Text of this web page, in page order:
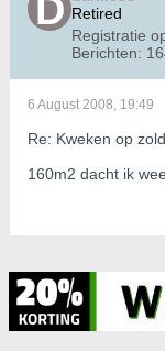
Retired
Registratie
Berichten:
6 August 2008, 19:49
Re: Kweken op
160m2 dacht ik